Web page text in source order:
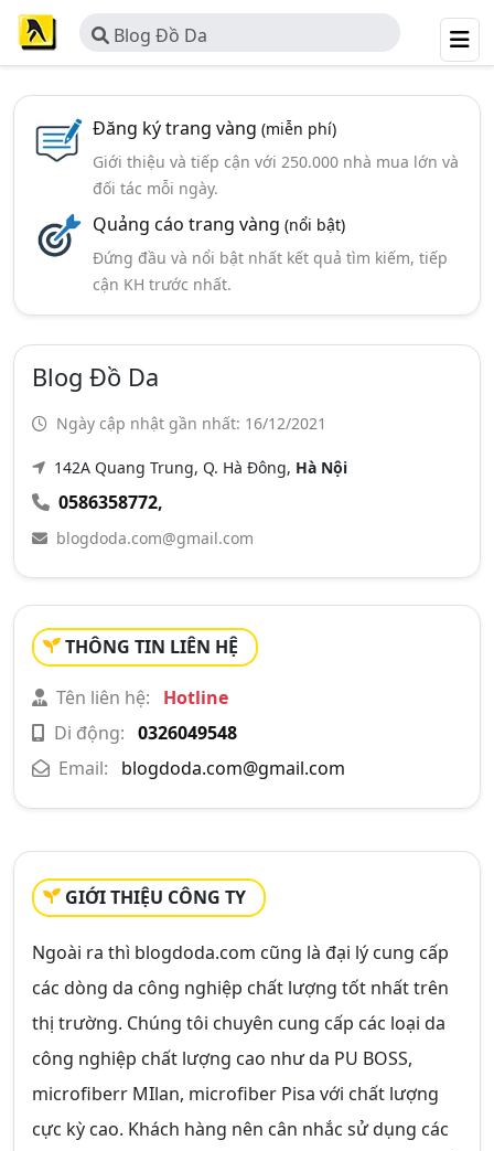
Blog Đồ Da
Đăng ký trang vàng (miễn phí)
Giới thiệu và tiếp cận với 250.000 nhà mua lớn và
đối tác mỗi ngày.
Quảng cáo trang vàng (nổi bật)
Đứng đầu và nổi bật nhất kết quả tìm kiếm, tiếp
cận KH trước nhất.
Blog Đồ Da
Ngày cập nhật gần nhất: 16/12/2021
142A Quang Trung, Q. Hà Đông, Hà Nội
0586358772,
blogdoda.com@gmail.com
THÔNG TIN LIÊN HỆ
Tên liên hệ:
Hotline
Di động: 0326049548
Email:
blogdoda.com@gmail.com
GIỚI THIỆU CÔNG TY
Ngoài ra thì blogdoda.com cũng là đại lý cung cấp
các dòng da công nghiệp chất lượng tốt nhất trên
thị trường. Chúng tôi chuyên cung cấp các loại da
công nghiệp chất lượng cao như da PU BOSS,
microfiberr MIlan, microfiber Pisa với chất lượng
cực kỳ cao. Khách hàng nên cân nhắc sử dụng các